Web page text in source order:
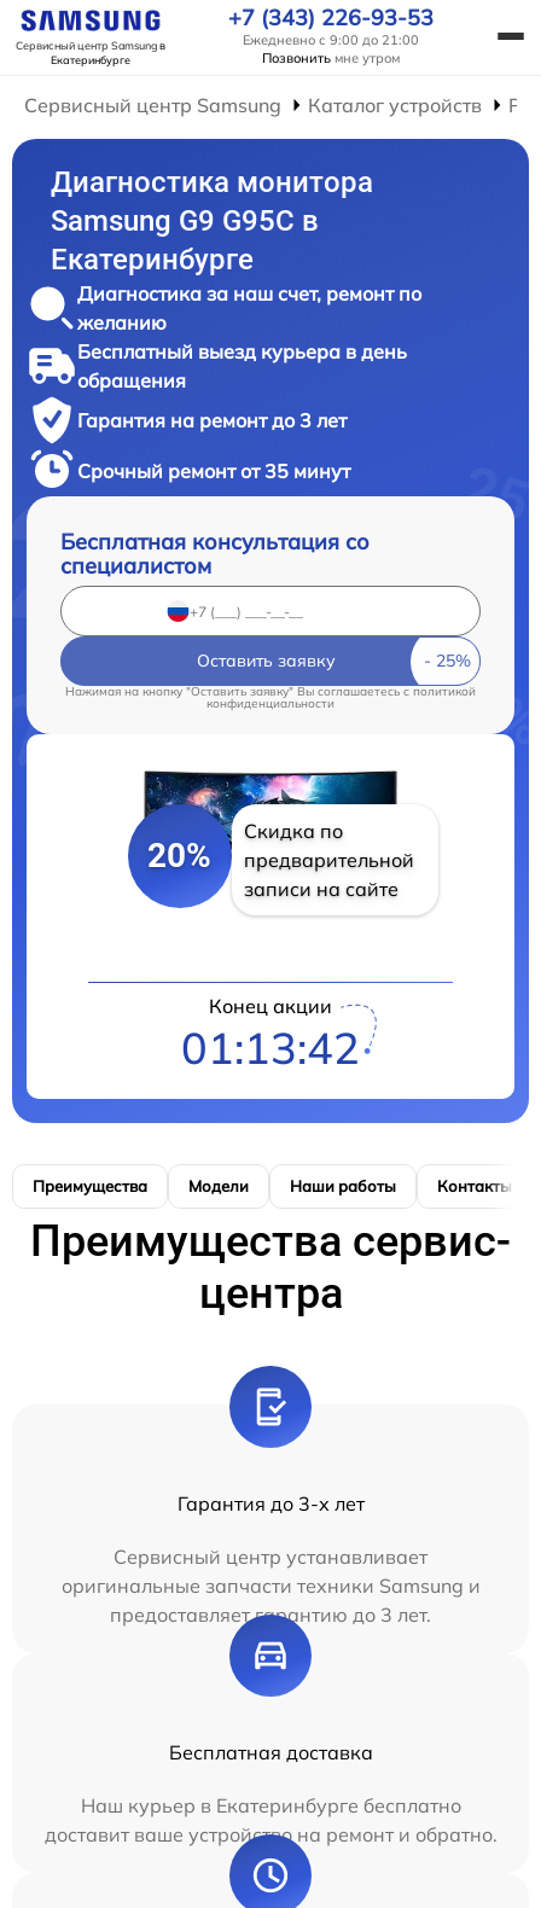
Сервисный центр Samsungв
Екатеринбурге
+7 (343) 226-93-53
Ежедневно с 9:00 до 21:00
Позвонить мне утром
Сервисный центр Samsung Каталог устройств
Диагностика монитора
Samsung G9 G95C в
Екатеринбурге
Диагностика за наш счет, ремонт по
желанию
Бесплатный выезд курьера в день
обращения
Гарантия на ремонт до 3 лет
Срочный ремонт от 35 минут
Бесплатная консультация со
специалистом
Оставить заявку
Нажимая на кнопку "Оставить заявку" Вы соглашаетесь c политикой
конфиденциальности
20%
Скидка по
предварительной
записи на сайте
Конец акции
01:13:41
Преимущества Модели Наши работы Контакты
Преимущества сервис-
центра
Гарантия до 3-х лет
Сервисный центр устанавливает
оригинальные запчасти техники Samsung и
предоставляет гарантию до 3 лет.
Бесплатная доставка
Наш курьер в Екатеринбурге бесплатно
доставит ваше устройство на ремонт и обратно.